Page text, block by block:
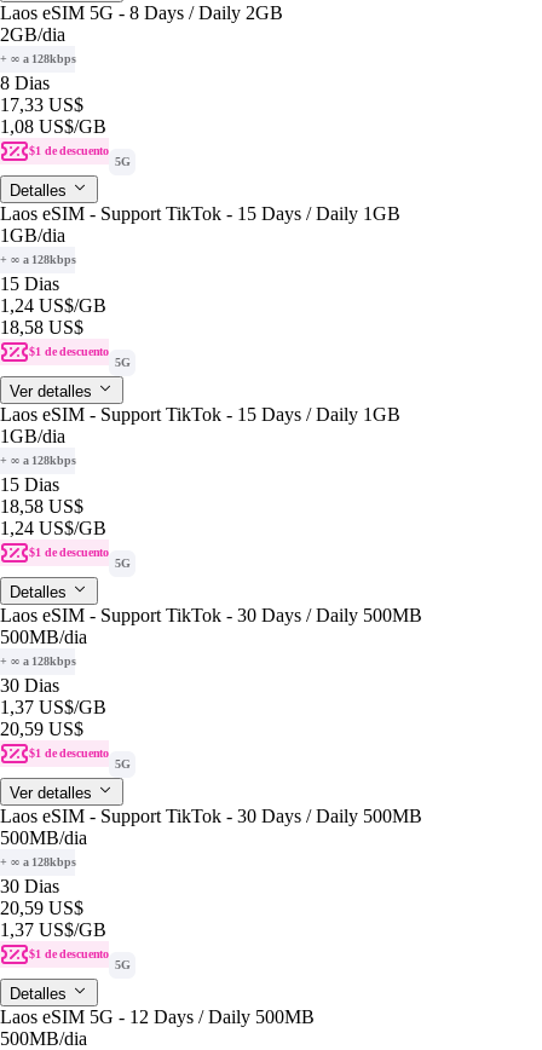
Laos eSIM 5G - 8 Days / Daily 2GB
2GB/dia
+ ∞ a 128kbps
8 Dias
17,33 US$
1,08 US$/GB
$1 de descuento
5G
Detalles
Laos eSIM - Support TikTok - 15 Days / Daily 1GB
1GB/dia
+ ∞ a 128kbps
15 Dias
1,24 US$/GB
18,58 US$
$1 de descuento
5G
Ver detalles
Laos eSIM - Support TikTok - 15 Days / Daily 1GB
1GB/dia
+ ∞ a 128kbps
15 Dias
18,58 US$
1,24 US$/GB
$1 de descuento
5G
Detalles
Laos eSIM - Support TikTok - 30 Days / Daily 500MB
500MB/dia
+ ∞ a 128kbps
30 Dias
1,37 US$/GB
20,59 US$
$1 de descuento
5G
Ver detalles
Laos eSIM - Support TikTok - 30 Days / Daily 500MB
500MB/dia
+ ∞ a 128kbps
30 Dias
20,59 US$
1,37 US$/GB
$1 de descuento
5G
Detalles
Laos eSIM 5G - 12 Days / Daily 500MB
500MB/dia